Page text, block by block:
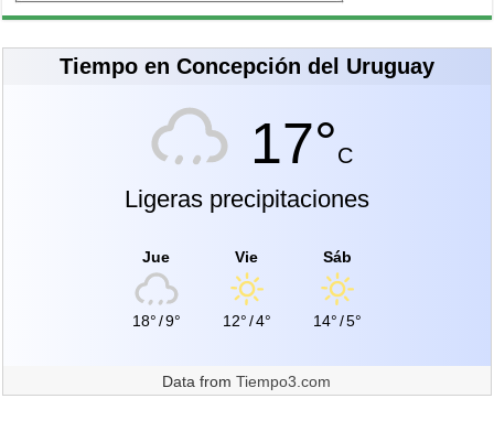
Tiempo en Concepción del Uruguay
17°C
Ligeras precipitaciones
Jue
18°/9°
Vie
12°/4°
Sáb
14°/5°
Data fromTiempo3.com